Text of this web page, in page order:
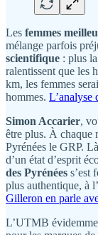
Les femmes
mélange parfois
scientifique : plus
ralentissent que les
km, les femmes
hommes. L’analyse
Simon Accarier,
être plus. À chaque
Pyrénées le GRP.
d’un état d’esprit
des Pyrénées s’est
plus authentique, à
Gilleron en parle
L’UTMB